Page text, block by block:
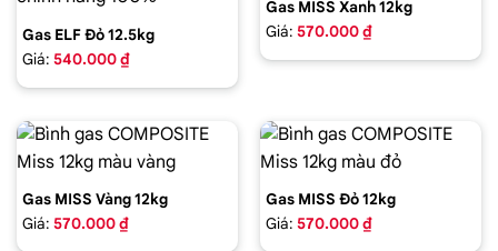
Gas ELF Đỏ 12.5kg
Giá: 540.000 ₫
Gas MISS Xanh 12kg
Giá: 570.000 ₫
Gas MISS Vàng 12kg
Giá: 570.000 ₫
Gas MISS Đỏ 12kg
Giá: 570.000 ₫